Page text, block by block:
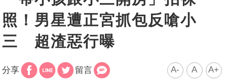
照！男星遭正宮抓包反嗆小
三 超渣惡行曝
分享 留言 A- A A+